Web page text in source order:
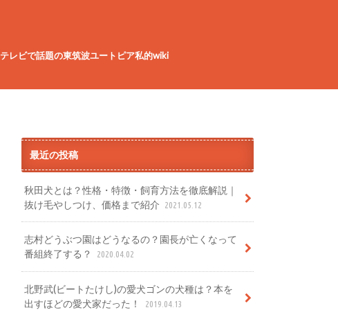
テレビで話題の東筑波ユートピア私的wiki
最近の投稿
秋田犬とは？性格・特徴・飼育方法を徹底解説｜
抜け毛やしつけ、価格まで紹介
2021.05.12
志村どうぶつ園はどうなるの？園長が亡くなって
番組終了する？
2020.04.02
北野武(ビートたけし)の愛犬ゴンの犬種は？本を
出すほどの愛犬家だった！
2019.04.13